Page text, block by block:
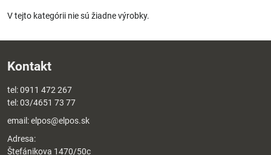
V tejto kategórii nie sú žiadne výrobky.
Kontakt
tel:0911 472 267
tel:03/4651 73 77
email:elpos@elpos.sk
Adresa:
Štefánikova 1470/50c